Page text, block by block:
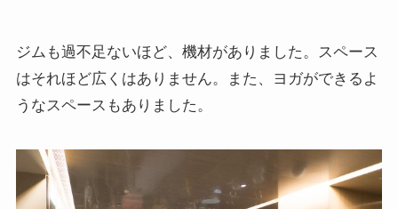
ジムも過不足ないほど、機材がありました。スペース
はそれほど広くはありません。また、ヨガができるよ
うなスペースもありました。